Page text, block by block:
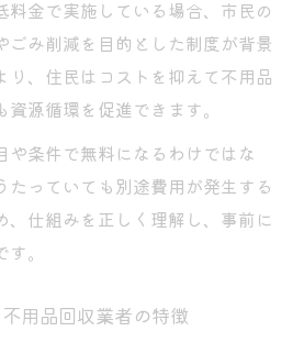
料金で実施している場合、市民の
ごみ削減を目的とした制度が背景
り、住民はコストを抑えて不用品
源循環を促進できます。
や条件で無料になるわけではな
たっていても別途費用が発生する
、仕組みを正しく理解し、事前に
。
用品回収業者の特徴